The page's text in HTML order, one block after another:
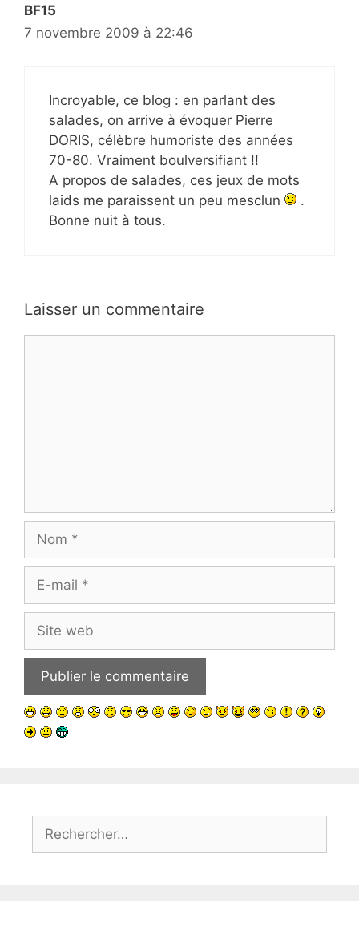
BF15
7 novembre 2009 à 22:46
Incroyable, ce blog : en parlant des
salades, on arrive à évoquer Pierre
DORIS, célèbre humoriste des années
70-80. Vraiment boulversifiant !!
A propos de salades, ces jeux de mots
laids me paraissent un peu mesclun
.
Bonne nuit à tous.
Laisser un commentaire
Nom
Site
web
Rechercher :